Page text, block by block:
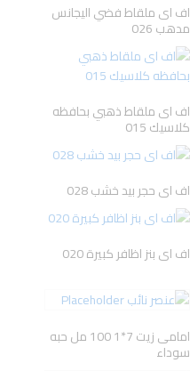
Pampers
cantu
GARNIER
Oral-B
Gillette
ANIVAGENE
Herbal
Essences
اف اى ملقاط فضي اليجانس
مدهب 026
اف اى ملقاط ذهبي بحافظه
كلاسيك 015
اف اى حجر بيد خشب 028
اف اى بنز اظافر كبيرة 020
امامى زيت 7*1 100 مل حبه
سوداء